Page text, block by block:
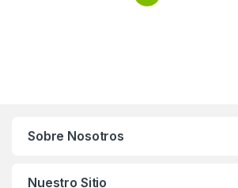
Sobre Nosotros
Nuestro Sitio